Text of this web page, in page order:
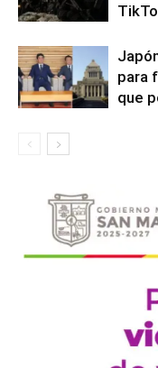
para
que